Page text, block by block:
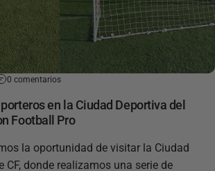
0 comentarios
en la Ciudad Deportiva del
Football Pro
la oportunidad de visitar la Ciudad
CF, donde realizamos una serie de